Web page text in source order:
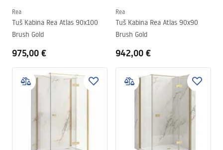
Rea
Tuš Kabina Rea Atlas 90x100
Brush Gold
975,00 €
Rea
Tuš Kabina Rea Atlas 90x90
Brush Gold
942,00 €